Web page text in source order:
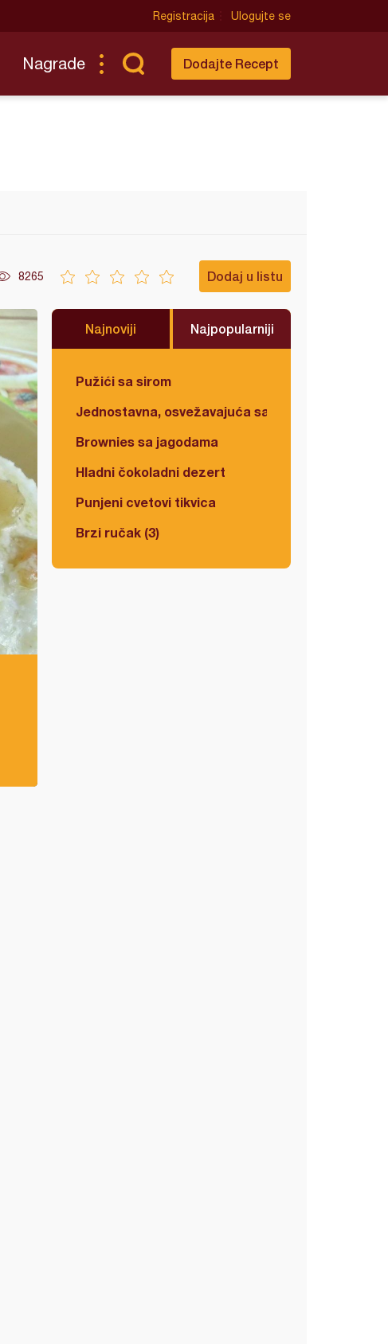
Registracija Ulogujte se
Nagrade Dodajte Recept
8265 Dodaj u listu
Najnoviji Najpopularniji
Pužići sa sirom
Jednostavna, osvežavajuća salata
Brownies sa jagodama
Hladni čokoladni dezert
Punjeni cvetovi tikvica
Brzi ručak (3)